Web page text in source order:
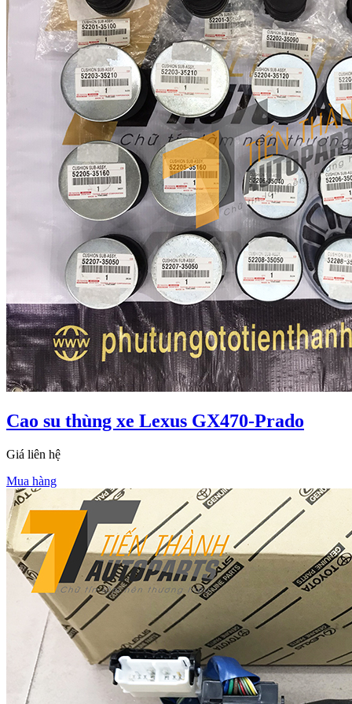
Cao su thùng xe Lexus GX470-Prado
Giá liên hệ
Mua hàng